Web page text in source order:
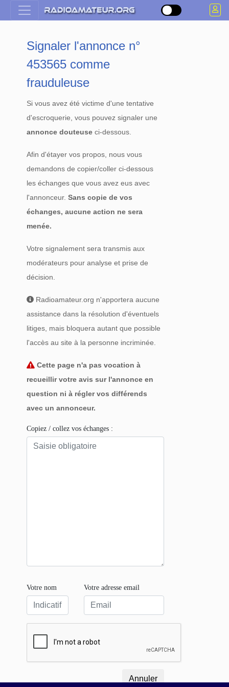
Signaler l'annonce n°
453565 comme
frauduleuse
Si vous avez été victime d'une tentative
d'escroquerie, vous pouvez signaler une
annonce douteuse ci-dessous.
Afin d'étayer vos propos, nous vous
demandons de copier/coller ci-dessous
les échanges que vous avez eus avec
l'annonceur.Sans copie de vos
échanges, aucune action ne sera
menée.
Votre signalement sera transmis aux
modérateurs pour analyse et prise de
décision.
Radioamateur.org n'apportera aucune
assistance dans la résolution d'éventuels
litiges, mais bloquera autant que possible
l'accès au site à la personne incriminée.
Cette page n'a pas vocation à
recueillir votre avis sur l'annonce en
question ni à régler vos différends
avec un annonceur.
Copiez / collez vos échanges :
Votre nom Votre adresse email